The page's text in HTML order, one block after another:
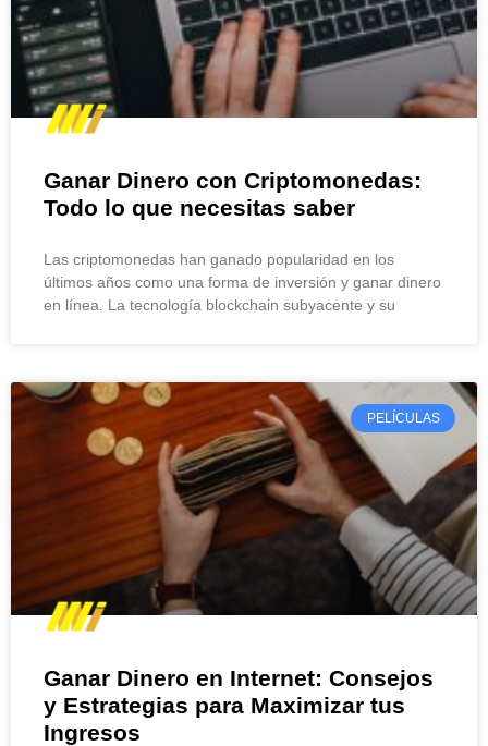
Ganar Dinero con Criptomonedas:
Todo lo que necesitas saber
Las criptomonedas han ganado popularidad en los
últimos años como una forma de inversión y ganar dinero
en línea. La tecnología blockchain subyacente y su
PELÍCULAS
Ganar Dinero en Internet: Consejos
y Estrategias para Maximizar tus
Ingresos